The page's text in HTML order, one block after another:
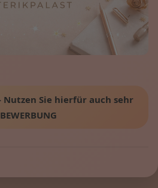
Nutzen Sie hierfür auch sehr